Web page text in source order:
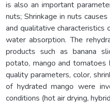
is also an important
nuts; Shrinkage in nuts
and qualitative characteristics
water absorption. The
products such as banana
potato, mango and tomatoes
quality parameters, color,
of hydrated mango were
conditions (hot air drying,